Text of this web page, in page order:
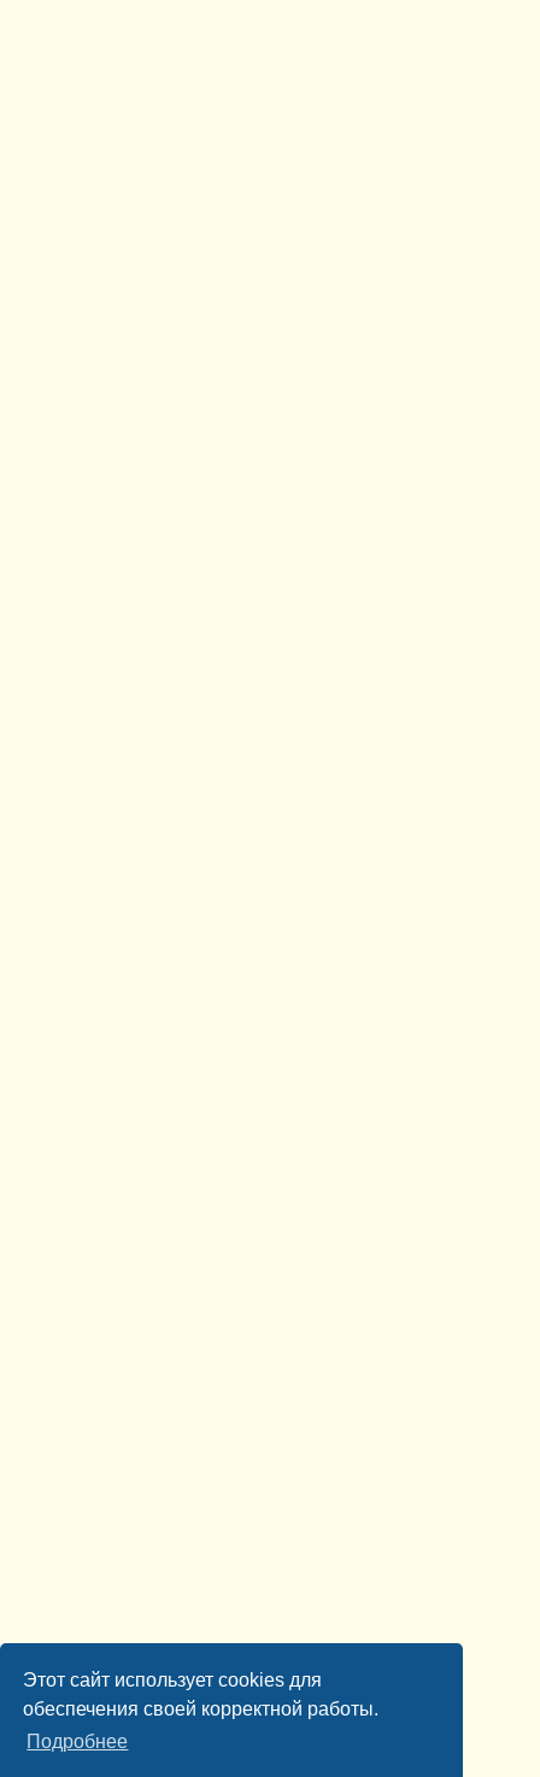
Этот сайт использует cookies для
обеспечения своей корректной работы.
Подробнее